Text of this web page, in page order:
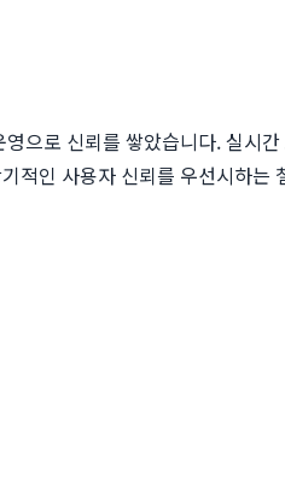
으로 신뢰를 쌓았습니다. 실시
적인 사용자 신뢰를 우선시하는